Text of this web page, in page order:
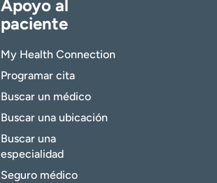
Apoyo al
paciente
My Health Connection
Programar cita
Buscar un médico
Buscar una ubicación
Buscar una
especialidad
Seguro médico